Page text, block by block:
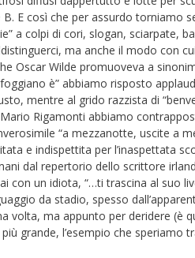
E così che per assurdo torniamo
a colpi di cori, slogan, sciarpate,
ma anche il modo con
Oscar Wilde promuoveva a
è” abbiamo risposto
mentre al grido razzista di
Rigamonti abbiamo
“a mezzanotte, uscite a
e indispettita per l’inaspettata
dal repertorio dello scrittore
con un idiota, “…ti trascina al suo
da stadio, spesso
volta, ma appunto per deridere (è
grande, l’esempio che speriamo